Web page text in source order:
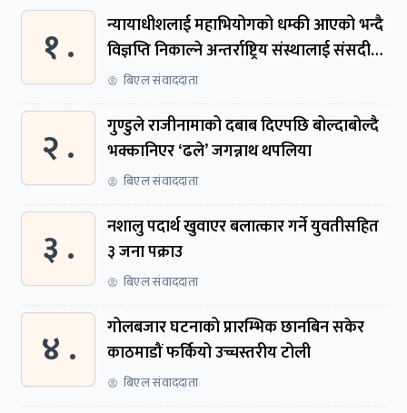
१ .
न्यायाधीशलाई महाभियोगको धम्की आएको भन्दै
विज्ञप्ति निकाल्ने अन्तर्राष्ट्रिय संस्थालाई संसदीय
समितिमा बोलाइयो
बिएल संवाददाता
२ .
गुण्डुले राजीनामाको दबाब दिएपछि बोल्दाबोल्दै
भक्कानिएर ‘ढले’ जगन्नाथ थपलिया
बिएल संवाददाता
३ .
नशालु पदार्थ खुवाएर बलात्कार गर्ने युवतीसहित
३ जना पक्राउ
बिएल संवाददाता
४ .
गोलबजार घटनाको प्रारम्भिक छानबिन सकेर
काठमाडौं फर्कियो उच्चस्तरीय टोली
बिएल संवाददाता